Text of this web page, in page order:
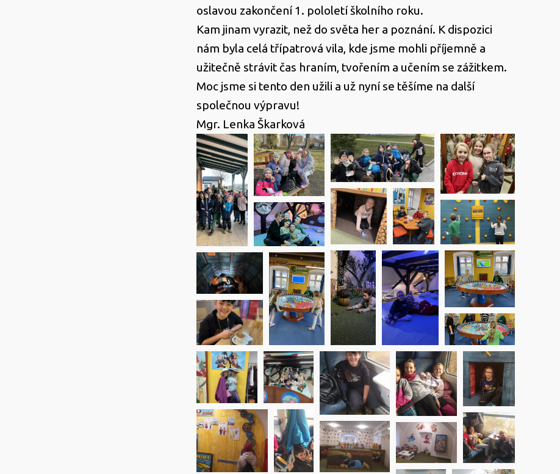
oslavou zakončení 1. pololetí školního roku.
Kam jinam vyrazit, než do světa her a poznání. K dispozici
nám byla celá třípatrová vila, kde jsme mohli příjemně a
užitečně strávit čas hraním, tvořením a učením se zážitkem.
Moc jsme si tento den užili a už nyní se těšíme na další
společnou výpravu!
Mgr. Lenka Škarková